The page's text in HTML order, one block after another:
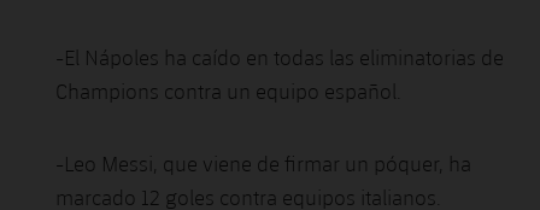
-El Nápoles ha caído en todas las eliminatorias de
Champions contra un equipo español.
-Leo Messi, que viene de firmar un póquer, ha
marcado 12 goles contra equipos italianos.